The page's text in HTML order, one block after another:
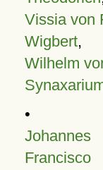
Vissia von
Wigbert,
Wilhelm
•
Francisco